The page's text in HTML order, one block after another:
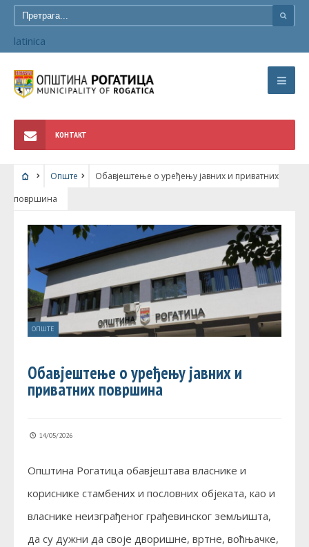
latinica
КОНТАКТ
Опште
Обавјештење о уређењу јавних и приватних
површина
ОПШТЕ
Обавјештење о уређењу јавних и
приватних површина
14/05/2026
Општина Рогатица обавјештава власнике и
кориснике стамбених и пословних објеката, као и
власнике неизграђеног грађевинског земљишта,
да су дужни да своје дворишне, вртне, воћњачке,